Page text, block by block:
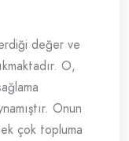
değer ve
O,
Onun
çok topluma